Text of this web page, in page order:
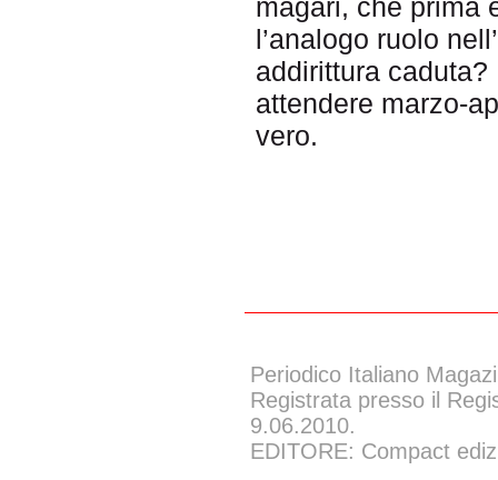
magari, che prima
l’analogo ruolo
addirittura
attendere marzo-
vero.
Periodico Italiano
Registrata presso il
9.06.2010.
EDITORE: Compact